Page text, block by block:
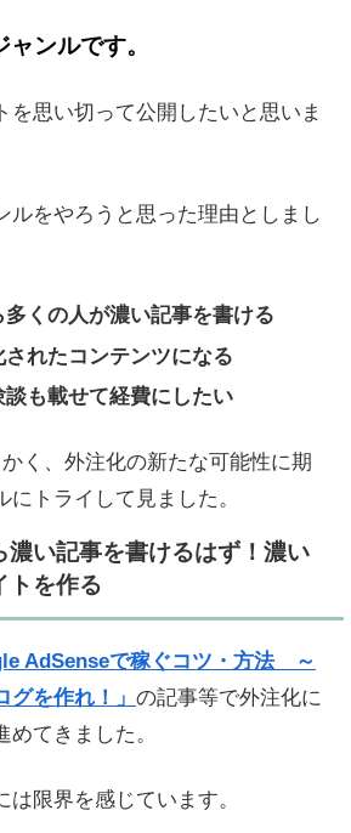
ンルです。
を思い切って公開したいと思いま
ルをやろうと思った理由としまし
くの人が濃い記事を書ける
れたコンテンツになる
談も載せて経費にしたい
く、外注化の新たな可能性に期
トライして見ました。
濃い記事を書けるはず！濃い
トを作る
AdSenseで稼ぐコツ・方法 ～
を作れ！」 の記事等で外注化に
てきました。
限界を感じています。